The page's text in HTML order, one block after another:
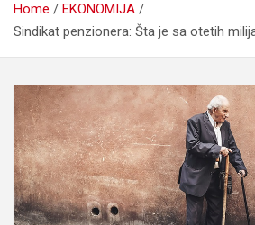
Home
EKONOMIJA
Sindikat penzionera: Šta je sa otetih